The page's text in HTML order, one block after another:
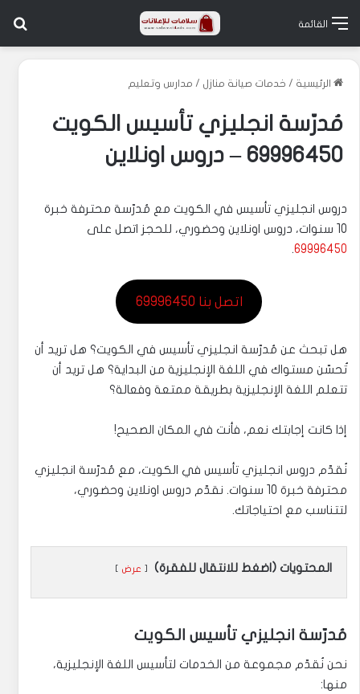
القائمة
الرئيسية / خدمات صيانة منازل / مدارس وتعليم
مُدرّسة انجليزي تأسيس الكويت
69996450 – دروس اونلاين
دروس انجليزي تأسيس في الكويت مع مُدرّسة محترفة خبرة
10 سنوات، دروس اونلاين وحضوري، للحجز اتصل على
69996450
.
اتصل بنا 69996450
هل تبحث عن مُدرّسة انجليزي تأسيس في الكويت؟ هل تريد أن
تُحسّن مستواك في اللغة الإنجليزية من البداية؟ هل تريد أن
تتعلم اللغة الإنجليزية بطريقة ممتعة وفعالة؟
إذا كانت إجابتك نعم، فأنت في المكان الصحيح!
نُقدّم دروس انجليزي تأسيس في الكويت، مع مُدرّسة انجليزي
محترفة خبرة 10 سنوات. نقدّم دروس اونلاين وحضوري،
لتتناسب مع احتياجاتك.
المحتويات (اضغط للانتقال للفقرة) عرض
مُدرّسة انجليزي تأسيس الكويت
نحن نُقدّم مجموعة من الخدمات لتأسيس اللغة الإنجليزية،
منها: